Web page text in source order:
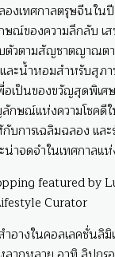
องเทศกาลตรุษจีนใ
ษณ์ของความลึกลับ
วตามสัญชาตญาณตา
และน้ำหอมสำหรับสุ
เป็นของขวัญสุดพิเศ
กษณ์แห่งความโชค
กับการเฉลิมฉลอง แล
น่าจดจำในเทศกาลแ
ำอางในคอลเลคชั่น